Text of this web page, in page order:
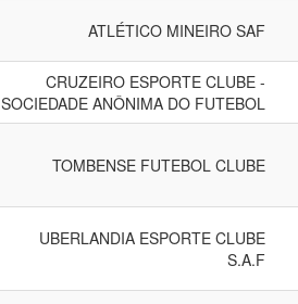
ATLÉTICO MINEIRO SAF
CRUZEIRO ESPORTE CLUBE -
SOCIEDADE ANÔNIMA DO FUTEBOL
TOMBENSE FUTEBOL CLUBE
UBERLANDIA ESPORTE CLUBE
S.A.F